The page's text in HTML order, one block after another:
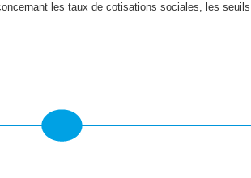
les taux de cotisations sociales, les